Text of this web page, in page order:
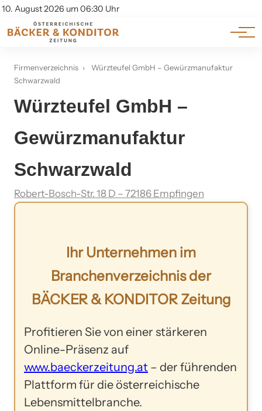
10. August 2026 um 06:30 Uhr
Impressum & Offenlegung
Datenschutz
Am Wort
Genuss & Trends
Firmenverzeichnis ›
Würzteufel GmbH – Gewürzmanufaktur
Schwarzwald
Würzteufel GmbH –
Gewürzmanufaktur
Schwarzwald
Robert-Bosch-Str. 18 D – 72186 Empfingen
Ihr Unternehmen im
Branchenverzeichnis der
BÄCKER & KONDITOR Zeitung
Profitieren Sie von einer stärkeren
Online-Präsenz auf
www.baeckerzeitung.at – der führenden
Plattform für die österreichische
Lebensmittelbranche.